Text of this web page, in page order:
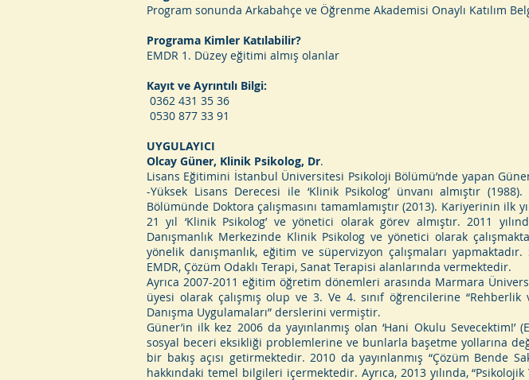
Program sonunda Arkabahçe ve Öğrenme Akademisi Onaylı Katılım
Programa Kimler Katılabilir?
EMDR 1. Düzey eğitimi almış olanlar
Kayıt ve Ayrıntılı Bilgi:
0362 431 35 36
0530 877 33 91
UYGULAYICI
Olcay Güner, Klinik Psikolog, Dr.
Lisans Eğitimini İstanbul Üniversitesi Psikoloji Bölümü’nde yapan
-Yüksek Lisans Derecesi ile ‘Klinik Psikolog’ ünvanı almıştır
Bölümünde Doktora çalışmasını tamamlamıştır (2013). Kariyerinin ilk
21 yıl ‘Klinik Psikolog’ ve yönetici olarak görev almıştır. 2011
Danışmanlık Merkezinde Klinik Psikolog ve yönetici olarak
yönelik danışmanlık, eğitim ve süpervizyon çalışmaları
EMDR, Çözüm Odaklı Terapi, Sanat Terapisi alanlarında vermektedir.
Ayrıca 2007-2011 eğitim öğretim dönemleri arasında Marmara
üyesi olarak çalışmış olup ve 3. Ve 4. sınıf öğrencilerine
Danışma Uygulamaları” derslerini vermiştir.
Güner’in ilk kez 2006 da yayınlanmış olan ‘Hani Okulu
sosyal beceri eksikliği problemlerine ve bunlarla başetme yollarına
bir bakış açısı getirmektedir. 2010 da yayınlanmış “Çözüm Bende
hakkındaki temel bilgileri içermektedir. Ayrıca, 2013 yılında,